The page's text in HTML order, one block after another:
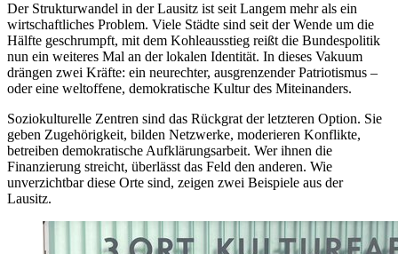
Der Strukturwandel in der Lausitz ist seit Langem mehr als ein
wirtschaftliches Problem. Viele Städte sind seit der Wende um die
Hälfte geschrumpft, mit dem Kohleausstieg reißt die Bundespolitik
nun ein weiteres Mal an der lokalen Identität. In dieses Vakuum
drängen zwei Kräfte: ein neurechter, ausgrenzender Patriotismus –
oder eine weltoffene, demokratische Kultur des Miteinanders.
Soziokulturelle Zentren sind das Rückgrat der letzteren Option. Sie
geben Zugehörigkeit, bilden Netzwerke, moderieren Konflikte,
betreiben demokratische Aufklärungsarbeit. Wer ihnen die
Finanzierung streicht, überlässt das Feld den anderen. Wie
unverzichtbar diese Orte sind, zeigen zwei Beispiele aus der
Lausitz.